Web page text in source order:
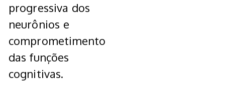
progressiva dos
neurônios e
comprometimento
das funções
cognitivas.